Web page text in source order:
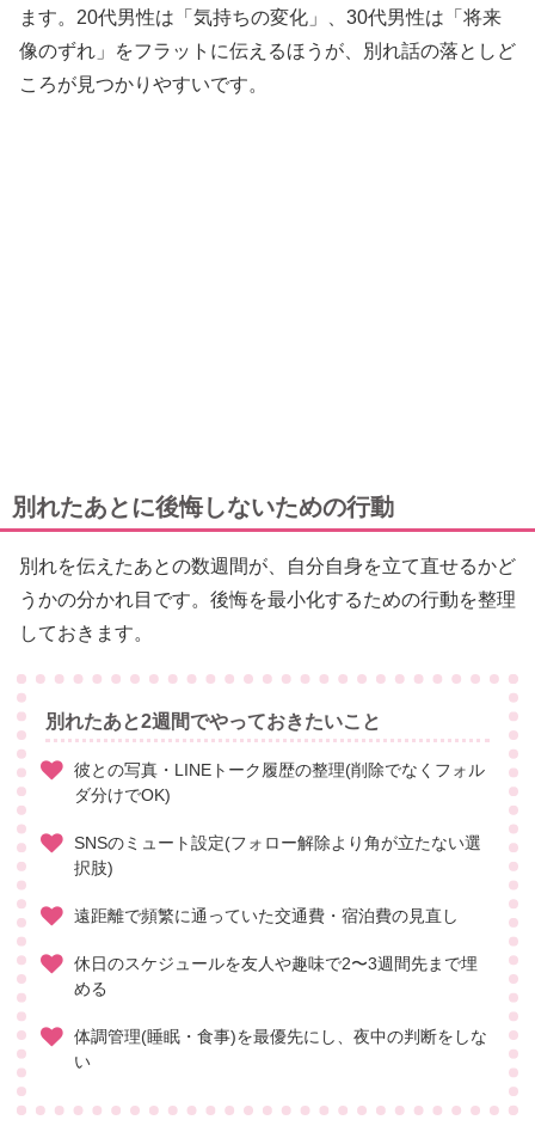
ます。20代男性は「気持ちの変化」、30代男性は「将来
像のずれ」をフラットに伝えるほうが、別れ話の落としど
ころが見つかりやすいです。
別れたあとに後悔しないための行動
別れを伝えたあとの数週間が、自分自身を立て直せるかど
うかの分かれ目です。後悔を最小化するための行動を整理
しておきます。
別れたあと2週間でやっておきたいこと
彼との写真・LINEトーク履歴の整理(削除でなくフォル
ダ分けでOK)
SNSのミュート設定(フォロー解除より角が立たない選
択肢)
遠距離で頻繁に通っていた交通費・宿泊費の見直し
休日のスケジュールを友人や趣味で2〜3週間先まで埋
める
体調管理(睡眠・食事)を最優先にし、夜中の判断をしな
い